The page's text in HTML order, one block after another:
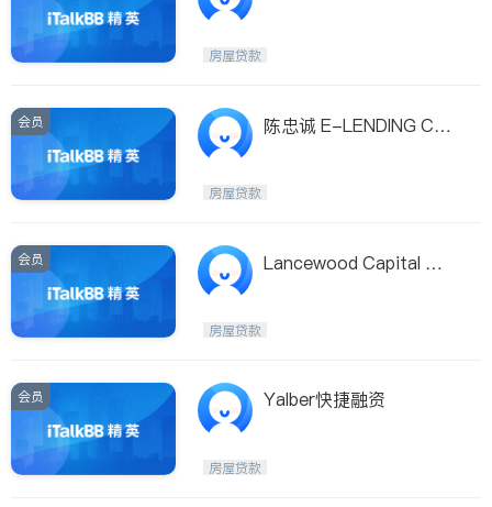
房屋贷款
会员
陈忠诚 E-LENDING COR
房屋贷款
会员
Lancewood Capital 过
房屋贷款
会员 Yalber快捷融资
房屋贷款